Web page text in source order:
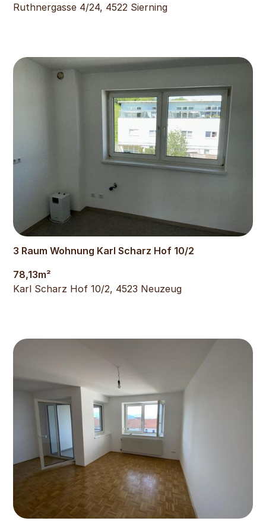
Ruthnergasse 4/24, 4522 Sierning
865€
3 Raum Wohnung Karl Scharz Hof 10/2
78,13m²
Karl Scharz Hof 10/2, 4523 Neuzeug